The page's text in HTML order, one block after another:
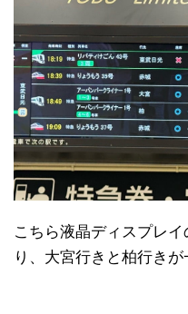
こちら液晶ディスプレ
り、大宮行きと柏行きが